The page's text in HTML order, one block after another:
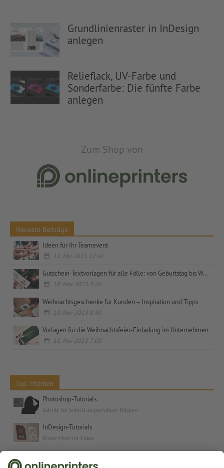
Grundlinienraster in InDesign
anlegen
Relieflack, UV-Farbe und
Sonderfarbe: Die fünfte Farbe
anlegen
Zum Shop von
Neueste Beiträge
Ideen für Ihr Teamevent
12. Mai 2025 12:41
Gutschein-Textvorlagen für alle Fälle: von Geburtstag bis Weihnachten, privat und geschäftlich
10. Nov 2023 9:26
Weihnachtsgeschenke für Kunden – Inspiration und Tipps
10. Nov 2023 8:40
Vorlagen für die Weihnachtsfeier-Einladung im Unternehmen
10. Nov 2023 7:00
Top-Themen
Photoshop-Tutorials
Schritt für Schritt zu perfekten Bildern
InDesign-Tutorials
Know-How im Video
Schriften und Schrift-Tutorials für jeden Anlass